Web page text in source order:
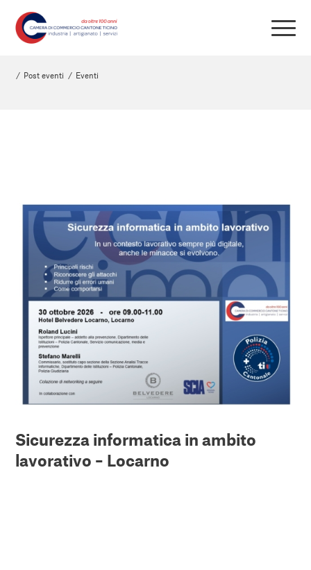
/ Post eventi / Eventi
Sicurezza informatica in ambito
lavorativo – Locarno